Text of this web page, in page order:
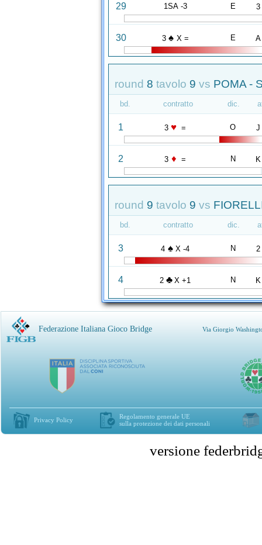
29 1SA -3 E 3
30 3 ♠ X = E A
round 8 tavolo 9 vs POMA -
bd. contratto dic.
1 3 ♥ = O J
2 3 ♦ = N K
round 9 tavolo 9 vs
bd. contratto dic.
3 4 ♠ X -4 N 2
4 2 ♣ X +1 N K
Federazione Italiana Gioco Bridge Via Giorgio
Privacy Policy
Regolamento generale UE
sulla protezione dei dati personali
versione